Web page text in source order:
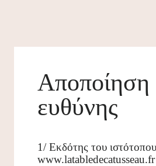
Αποποίηση
ευθύνης
1/ Εκδότης του ιστότοπου
www.latabledecatusseau.fr